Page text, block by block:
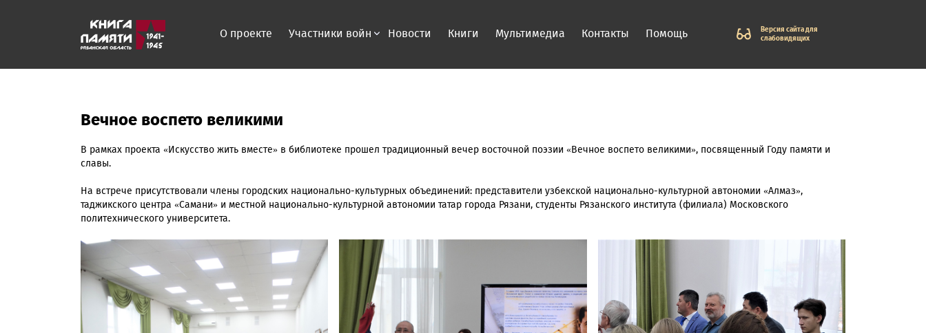
О проекте Участники войн Новости Книги Мультимедиа Контакты Помощь
Версия сайта для
слабовидящих
Вечное воспето великими
В рамках проекта «Искусство жить вместе» в библиотеке прошел традиционный вечер восточной поэзии «Вечное воспето великими», посвященный Году памяти и
славы.
На встрече присутствовали члены городских национально-культурных объединений: представители узбекской национально-культурной автономии «Алмаз»,
таджикского центра «Самани» и местной национально-культурной автономии татар города Рязани, студенты Рязанского института (филиала) Московского
политехнического университета.